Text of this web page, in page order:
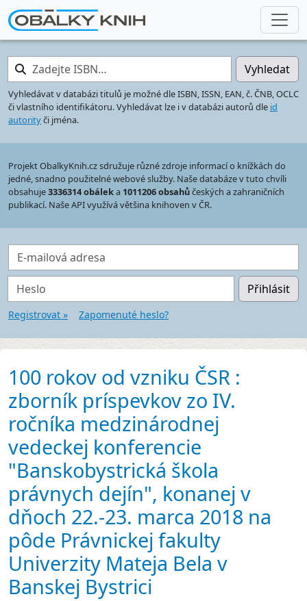
Zadejte ISBN… Vyhledat
Vyhledávat v databázi titulů je možné dle ISBN, ISSN, EAN, č. ČNB, OCLC
či vlastního identifikátoru. Vyhledávat lze i v databázi autorů dle id
autorityči jména.
Projekt ObalkyKnih.cz sdružuje různé zdroje informací o knížkách do
jedné, snadno použitelné webové služby. Naše databáze v tuto chvíli
obsahuje3336314 obáleka 1011206 obsahůčeských a zahraničních
publikací. Naše API využívá většina knihoven v ČR.
E-mailová adresa
Heslo Přihlásit
Registrovat » Zapomenuté heslo?
100 rokov od vzniku ČSR :
zborník príspevkov zo IV.
ročníka medzinárodnej
vedeckej konferencie
"Banskobystrická škola
právnych dejín", konanej v
dňoch 22.-23. marca 2018 na
pôde Právnickej fakulty
Univerzity Mateja Bela v
Banskej Bystrici